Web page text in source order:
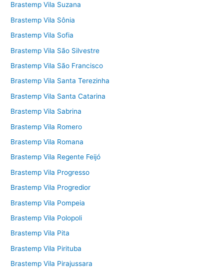
Brastemp Vila Suzana
Brastemp Vila Sônia
Brastemp Vila Sofia
Brastemp Vila São Silvestre
Brastemp Vila São Francisco
Brastemp Vila Santa Terezinha
Brastemp Vila Santa Catarina
Brastemp Vila Sabrina
Brastemp Vila Romero
Brastemp Vila Romana
Brastemp Vila Regente Feijó
Brastemp Vila Progresso
Brastemp Vila Progredior
Brastemp Vila Pompeia
Brastemp Vila Polopoli
Brastemp Vila Pita
Brastemp Vila Pirituba
Brastemp Vila Pirajussara